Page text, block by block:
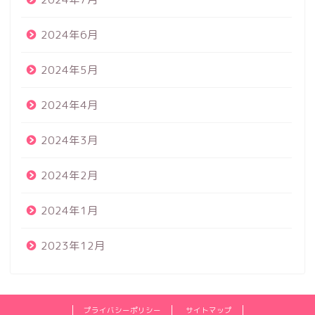
2024年6月
2024年5月
2024年4月
2024年3月
2024年2月
2024年1月
2023年12月
プライバシーポリシー サイトマップ